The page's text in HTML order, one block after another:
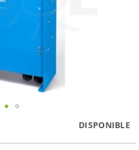
DISPONIBLE